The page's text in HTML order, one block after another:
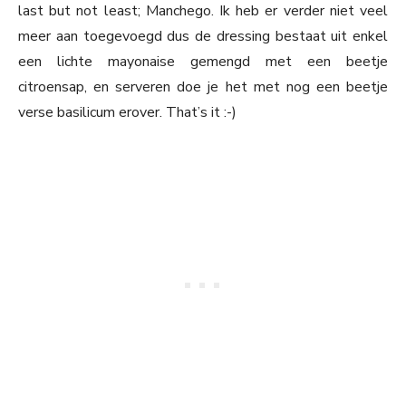
last but not least; Manchego. Ik heb er verder niet veel
meer aan toegevoegd dus de dressing bestaat uit enkel
een lichte mayonaise gemengd met een beetje
citroensap, en serveren doe je het met nog een beetje
verse basilicum erover. That’s it :-)